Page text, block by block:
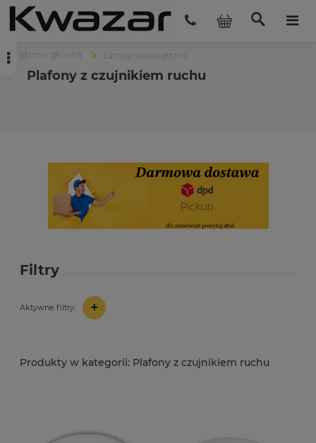
Strona główna Lampy wewnętrzne
Plafony z czujnikiem ruchu
Filtry
Aktywne filtry: +
Plafony z czujnikiem ruchu